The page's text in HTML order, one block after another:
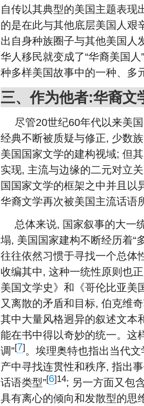
自传以其典型的美国主题表现
的是在此与其他底层美国人艰
出自身种族圈子与其他美国人
华人移民就变成了“华裔美国
种多样美国故事中的一种、多
三、作为他者:华裔文
尽管20世纪60年代以来美
经典不断被质疑与修正, 少数
美国国家文学的建构视域; 但
实现, 主流与边缘的二元对立
国国家文学的框架之中并且以
华裔文学再次被美国主流话语
总体来说, 国家叙事的大一
塌, 美国国家建构不断经历着“
往往依然习惯于寻找一个总体
收编其中, 这种一统性原则也
美国文学史》和《哥伦比亚美
又离散的矛盾和目标, 伯克维
其中大量风格迥异的叙述文本
能在书中得以奇妙的统一。这
调”[7]。埃理奥特也指出当代
产中寻找连贯性和秩序, 指出
话语类型”[6]14; 另一方面又包
具有离心的倾向和发散型的思